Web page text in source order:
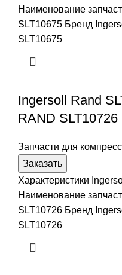
Наименование
SLT10675 Бренд
SLT10675
Ingersoll Rand
RAND SLT10726
Запчасти для
Заказать
Характеристики
Наименование
SLT10726 Бренд
SLT10726